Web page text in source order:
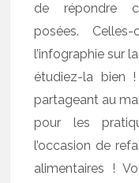
de répondre
posées.
l’infographie sur
étudiez-la bien
partageant au
pour les
l’occasion de
alimentaires !